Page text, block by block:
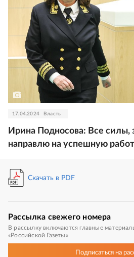
17.04.2024 Власть
Ирина Подносова: Все силы,
направлю на успешную
Скачать в PDF
Рассылка свежего номера
В рассылку включаются главные
«Российской Газеты»
Подписатьсяна